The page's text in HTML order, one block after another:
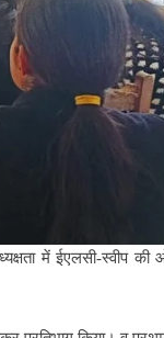
में ईएलसी-स्वीप